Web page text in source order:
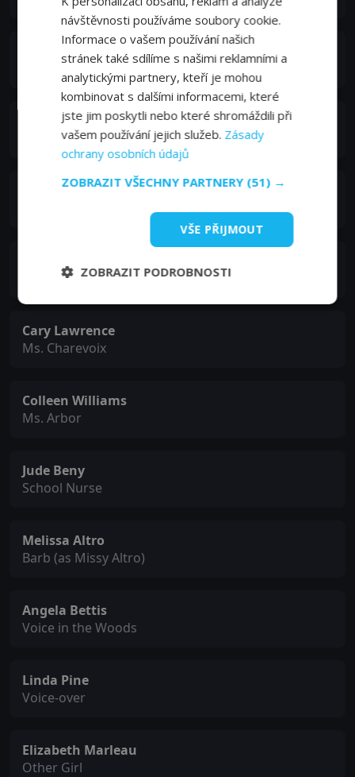
Marcia Bennett
Mrs. Mackinaw
Rachel Nichols
Samantha Wise
Gordon Currie
Ann Whales
Cary Lawrence
Ms. Charevoix
Colleen Williams
Ms. Arbor
Jude Beny
School Nurse
Melissa Altro
Barb (as Missy Altro)
Angela Bettis
Voice in the Woods
Linda Pine
Voice-over
Elizabeth Marleau
Other Girl
návštěvnosti používáme soubory cookie.
Informace o vašem používání našich
stránek také sdílíme s našimi reklamními a
analytickými partnery, kteří je mohou
kombinovat s dalšími informacemi, které
jste jim poskytli nebo které shromáždili při
vašem používání jejich služeb. Zásady
ochrany osobních údajů
ZOBRAZIT VŠECHNY PARTNERY (51) →
VŠE PŘIJMOUT
ZOBRAZIT PODROBNOSTI